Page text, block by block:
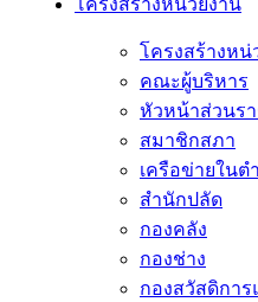
โครงสร้างหน่
คณะผู้บริหาร
หัวหน้าส่วนร
สมาชิกสภา
เครือข่ายในต
สำนักปลัด
กองคลัง
กองช่าง
กองสวัสดิการ